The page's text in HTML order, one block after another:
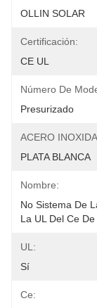
OLLIN SOLAR
Certificación:
CE UL
Número De
Presurizado
ACERO
PLATA BLANCA
Nombre:
No Sistema De
La UL Del Ce
UL:
Sí
Ce: